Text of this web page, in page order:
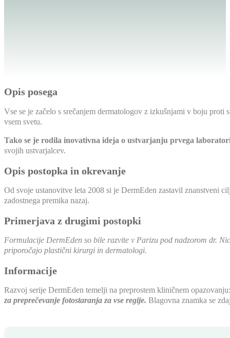
Opis posega
Vse se je začelo s srečanjem dermatologov z izkušnjami v boju
vsem svetu.
Tako se je rodila inovativna ideja o ustvarjanju prvega
svojih ustvarjalcev.
Opis postopka in okrevanje
Od svoje ustanovitve leta 2008 si je DermEden zastavil znanstveni
zadostnega premika nazaj.
Primerjava z drugimi postopki
Formulacije DermEden so bile razvite v Parizu pod nadzorom dr.
priporočajo plastični kirurgi in dermatologi.
Informacije
Razvoj serije DermEden temelji na preprostem kliničnem
za preprečevanje fotostaranja za vse regije. Blagovna znamka se